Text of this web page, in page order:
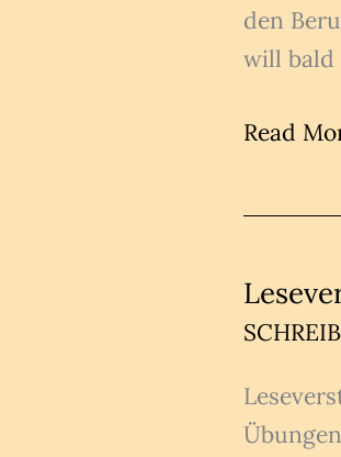
den
will bald
übungen
Read